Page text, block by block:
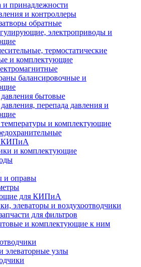
и принадлежности
и контроллеры
обратные
электроприводы и
термостатические
и комплектующие
балансировочные и
бытовые
перепада давления и
температуры и комплектующие
КИПиА
и комплектующие
и оправы
для КИПиА
элеваторы и воздухоотводчики
для фильтров
и комплектующие к ним
элеваторные узлы